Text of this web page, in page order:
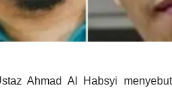
Ahmad Al Habsyi